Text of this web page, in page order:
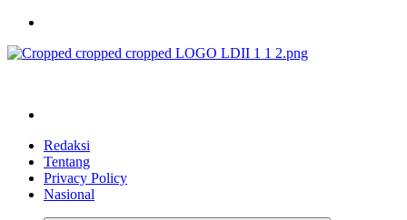
Redaksi
Tentang
Privacy Policy
Nasional